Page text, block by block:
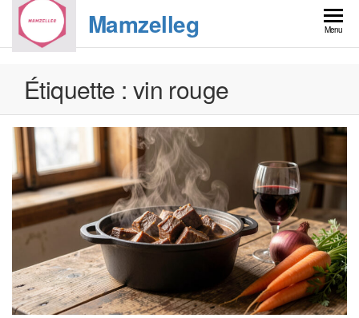
Skip
content
Mamzelleg Menu
Étiquette : vin rouge